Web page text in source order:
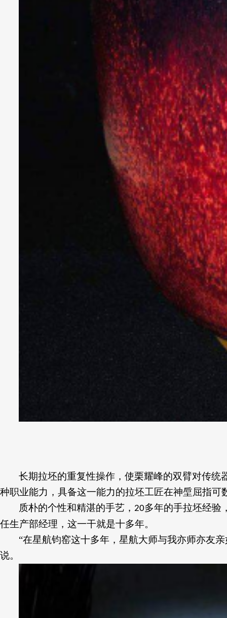
长期拉坯的重复性操作，使栗耀峰的双臂对传
种职业能力，具备这一能力的拉坯工匠在神垕屈指可
质朴的个性和精湛的手艺， 20多年的手拉坯经验
任生产部经理，这一干就是十多年。
“在星航钧窑这十多年，星航大师与我亦师亦友
说。